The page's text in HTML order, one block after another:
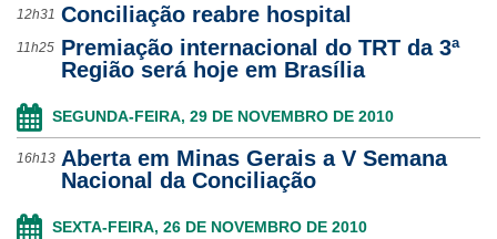
12h31 Conciliação reabre hospital
11h25 Premiação internacional do TRT da 3ª
Região será hoje em Brasília
SEGUNDA-FEIRA, 29 DE NOVEMBRO DE 2010
16h13 Aberta em Minas Gerais a V Semana
Nacional da Conciliação
SEXTA-FEIRA, 26 DE NOVEMBRO DE 2010